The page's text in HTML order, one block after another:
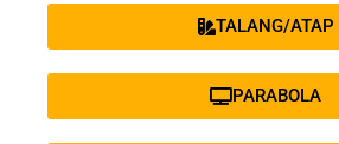
TALANG/ATAP
PARABOLA